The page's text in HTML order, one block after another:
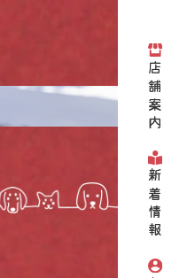
店舗案内
新着情報